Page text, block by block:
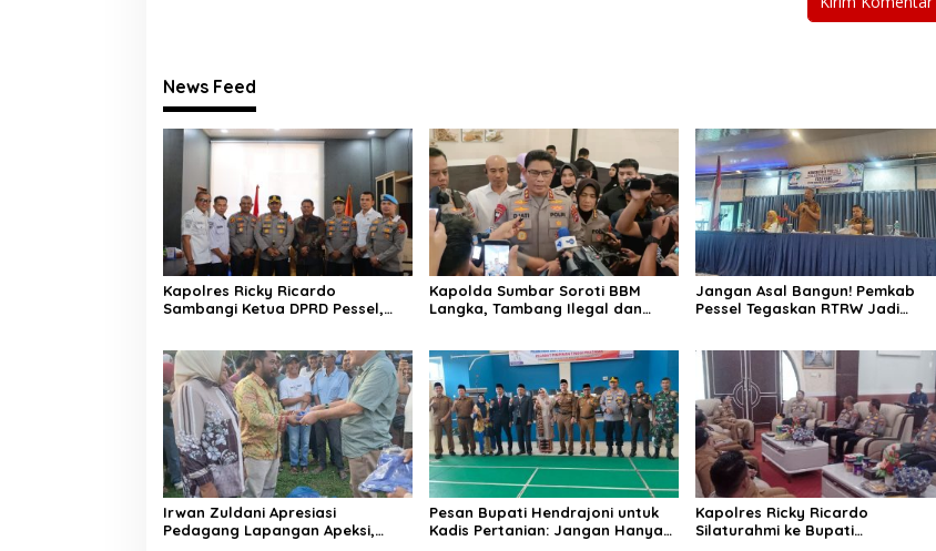
News Feed
Kapolres Ricky Ricardo
Sambangi Ketua DPRD Pessel,
Kapolda Sumbar Soroti BBM
Langka, Tambang Ilegal dan
Jangan Asal Bangun! Pemkab
Pessel Tegaskan RTRW Jadi
Irwan Zuldani Apresiasi
Pedagang Lapangan Apeksi,
Pesan Bupati Hendrajoni untuk
Kadis Pertanian: Jangan Hanya
Kapolres Ricky Ricardo
Silaturahmi ke Bupati